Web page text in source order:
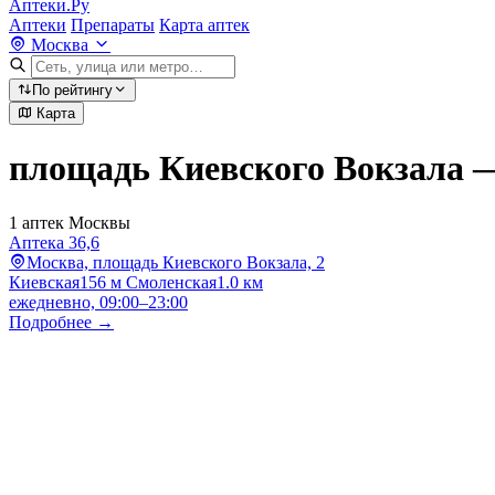
Аптеки.Ру
Аптеки Препараты Карта аптек
Москва
По рейтингу
Карта
площадь Киевского Вокзала
1 аптек Москвы
Аптека 36,6
Москва, площадь Киевского Вокзала, 2
Киевская156 м Смоленская1.0 км
ежедневно, 09:00–23:00
Подробнее →